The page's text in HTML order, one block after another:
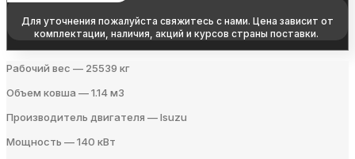
Для уточнения пожалуйста свяжитесь с нами. Цена зависит от
комплектации, наличия, акций и курсов страны поставки.
Рабочий вес — 25539 кг
Объем ковша — 1.14 м3
Производитель двигателя — Isuzu
Мощность — 140 кВт